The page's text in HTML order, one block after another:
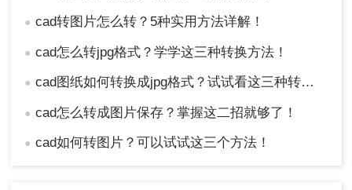
● cad转图片怎么转？5种实用方法详解！
● cad怎么转jpg格式？学学这三种转换方法！
● cad图纸如何转换成jpg格式？试试看这三种转换方式！
● cad怎么转成图片保存？掌握这二招就够了！
● cad如何转图片？可以试试这三个方法！